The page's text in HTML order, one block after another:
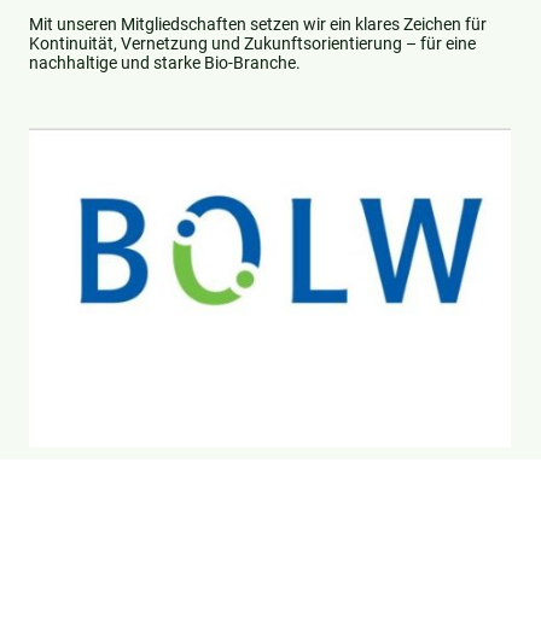
Mit unseren Mitgliedschaften setzen wir ein klares Zeichen für
Kontinuität, Vernetzung und Zukunftsorientierung – für eine
nachhaltige und starke Bio-Branche.